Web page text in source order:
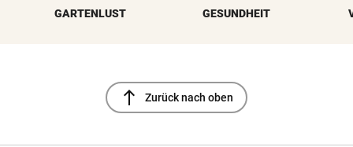
GARTENLUST GESUNDHEIT
north Zurück nach oben